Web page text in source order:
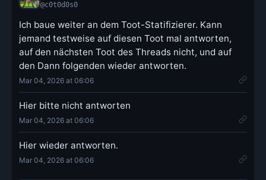
@c0t0d0s0
Ich baue weiter an dem Toot-Statifizierer. Kann
jemand testweise auf diesen Toot mal antworten,
auf den nächsten Toot des Threads nicht, und auf
den Dann folgenden wieder antworten.
Mar 04, 2026 at 06:06
Hier bitte nicht antworten
Mar 04, 2026 at 06:06
Hier wieder antworten.
Mar 04, 2026 at 06:06